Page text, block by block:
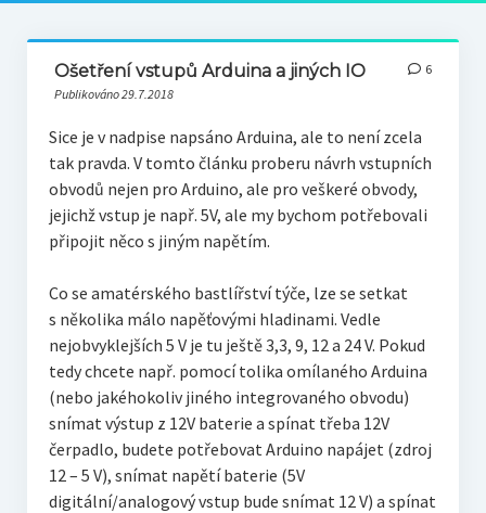
Ošetření vstupů Arduina a jiných IO
Publikováno 29.7.2018
6
Sice je v nadpise napsáno Arduina, ale to není zcela
tak pravda. V tomto článku proberu návrh vstupních
obvodů nejen pro Arduino, ale pro veškeré obvody,
jejichž vstup je např. 5V, ale my bychom potřebovali
připojit něco s jiným napětím.
Co se amatérského bastlířství týče, lze se setkat
s několika málo napěťovými hladinami. Vedle
nejobvyklejších 5 V je tu ještě 3,3, 9, 12 a 24 V. Pokud
tedy chcete např. pomocí tolika omílaného Arduina
(nebo jakéhokoliv jiného integrovaného obvodu)
snímat výstup z 12V baterie a spínat třeba 12V
čerpadlo, budete potřebovat Arduino napájet (zdroj
12 – 5 V), snímat napětí baterie (5V
digitální/analogový vstup bude snímat 12 V) a spínat